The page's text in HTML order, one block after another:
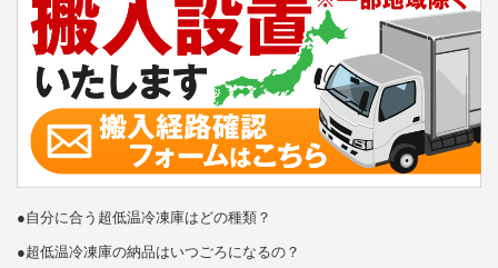
●自分に合う超低温冷凍庫はどの種類？
●超低温冷凍庫の納品はいつごろになるの？